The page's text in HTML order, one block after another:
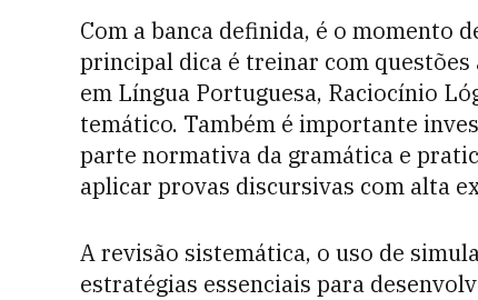
Com a banca definida, é o momento
principal dica é treinar com
em Língua Portuguesa, Raciocínio
temático. Também é importante
parte normativa da gramática e
aplicar provas discursivas com alta
A revisão sistemática, o uso de
estratégias essenciais para